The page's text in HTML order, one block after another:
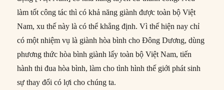
làm tốt công tác thì có khả năng giành được toàn bộ Việt
Nam, xu thế này là có thể khẳng định. Vì thế hiện nay chỉ
có một nhiệm vụ là giành hòa bình cho Đông Dương, dùng
phương thức hòa bình giành lấy toàn bộ Việt Nam, tiến
hành thi đua hòa bình, làm cho tình hình thế giới phát sinh
sự thay đổi có lợi cho chúng ta.